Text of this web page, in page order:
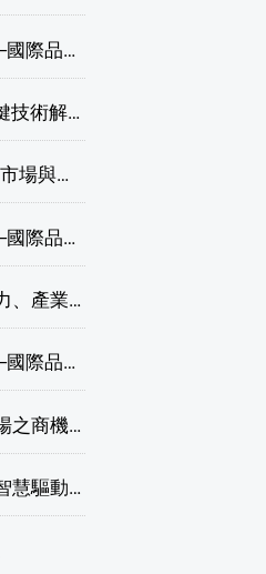
企業減碳及永續工作坊─國際品牌綠色供應鏈永續管理與實務演練(臺中場)
AI機器人產業脈動與關鍵技術解析研討會
2026年儲能鋰電池產業市場與技術發展線上研討會
企業減碳及永續工作坊─國際品牌綠色供應鏈永續管理與實務演練(高雄場)
歐洲新戰略轉向：競爭力、產業自主與供應鏈重塑線上研討會
企業減碳及永續工作坊─國際品牌綠色供應鏈永續管理與實務演練(臺北場)
台灣與中東歐無人機市場之商機與挑戰座談會
醫療新航線：眼科醫材智慧驅動，數位醫療落地布局線上研討會